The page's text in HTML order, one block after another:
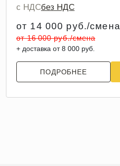
с НДСбез НДС
от 14 000 руб./смена
от 16 000 руб./смена
+ доставка от 8 000 руб.
ПОДРОБНЕЕ